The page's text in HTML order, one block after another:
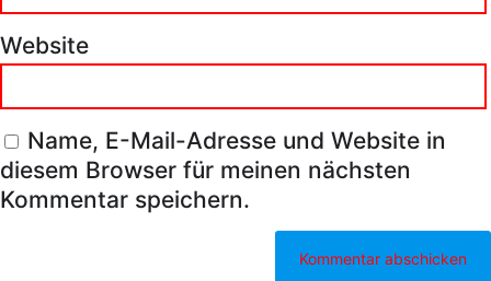
Website
Name, E-Mail-Adresse und Website in
diesem Browser für meinen nächsten
Kommentar speichern.